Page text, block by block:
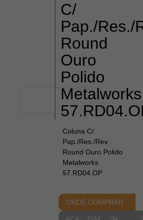
C/
Pap./Res./
Round
Ouro
Polido
Metalworks
Coluna C/
Pap./Res./Rev.
Round Ouro Polido
Metalworks
57.RD04.OP
ONDE COMPRAR